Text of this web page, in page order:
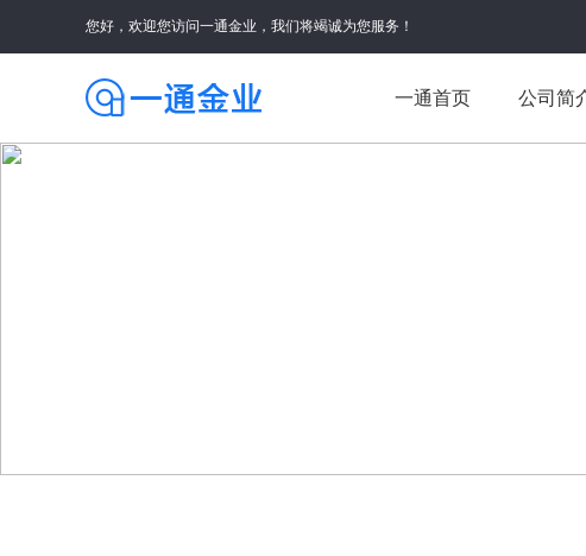
您好，欢迎您访问一通金业，我们将竭诚为您服务！
一通首页 公司简